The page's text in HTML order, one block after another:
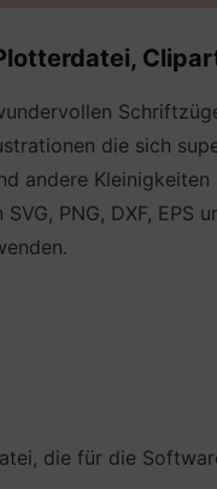
die sich
andere
PNG, DXF,
die für die